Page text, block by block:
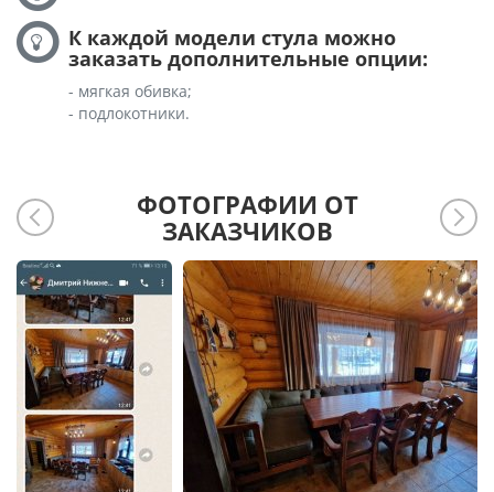
К каждой модели стула можно
заказать дополнительные опции:
- мягкая обивка;
- подлокотники.
ФОТОГРАФИИ ОТ
ЗАКАЗЧИКОВ